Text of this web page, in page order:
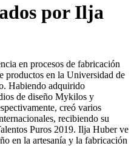
por Ilja
en procesos de fabricación
productos en la Universidad de
Habiendo adquirido
de diseño Mykilos y
creó varios
recibiendo su
Puros 2019. Ilja Huber ve
en la artesanía y la fabricación